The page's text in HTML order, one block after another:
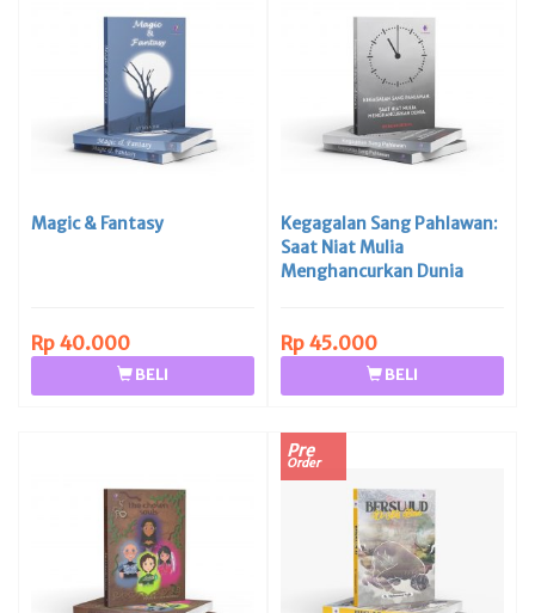
Magic & Fantasy
Rp 40.000
BELI
Kegagalan Sang Pahlawan:
Saat Niat Mulia
Menghancurkan Dunia
Rp 45.000
BELI
Pre
Order